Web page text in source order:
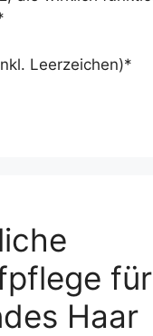
Leerzeichen)*
für
Haar